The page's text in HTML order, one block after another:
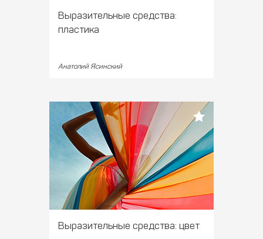
Выразительные средства:
пластика
Анатолий Ясинский
Выразительные средства: цвет